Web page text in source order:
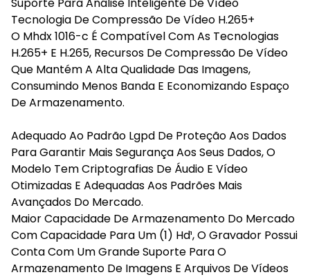
Tecnologia De Compressão De Vídeo H.265+
O Mhdx 1016-c É Compatível Com As Tecnologias
H.265+ E H.265, Recursos De Compressão De Vídeo
Que Mantém A Alta Qualidade Das Imagens,
Consumindo Menos Banda E Economizando Espaço
De Armazenamento.
Adequado Ao Padrão Lgpd De Proteção Aos Dados
Para Garantir Mais Segurança Aos Seus Dados, O
Modelo Tem Criptografias De Áudio E Vídeo
Otimizadas E Adequadas Aos Padrões Mais
Avançados Do Mercado.
Maior Capacidade De Armazenamento Do Mercado
Com Capacidade Para Um (1) Hd¹, O Gravador Possui
Conta Com Um Grande Suporte Para O
Armazenamento De Imagens E Arquivos De Vídeos